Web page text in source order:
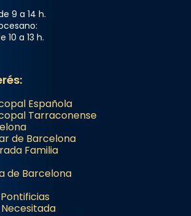
9 a 14 h.
10 a 13 h.
Española
Tarraconense
de Barcelona
Familia
de Barcelona